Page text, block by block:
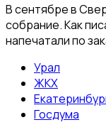
В сентябре в
собрание. Как
напечатали по
Урал
ЖКХ
Госдума